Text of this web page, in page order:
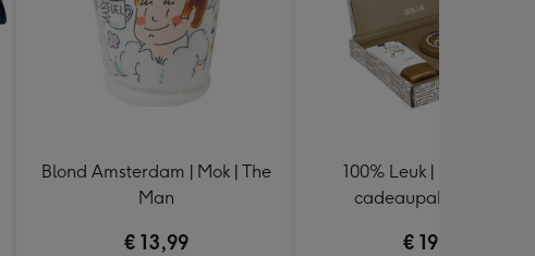
Blond Amsterdam | Mok | The
Man
€ 13,99
100% Leuk | Brievenbus
cadeaupakket | Fijne
€ 19,95